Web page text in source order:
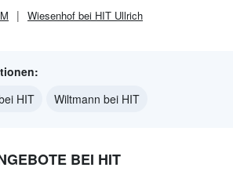
Wiesenhof bei HIT Ullrich
HIT Wiltmann bei HIT
BEI HIT